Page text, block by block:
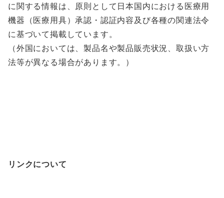
に関する情報は、原則として日本国内における医療用
機器（医療用具）承認・認証内容及び各種の関連法令
に基づいて掲載しています。
（外国においては、製品名や製品販売状況、取扱い方
法等が異なる場合があります。）
リンクについて